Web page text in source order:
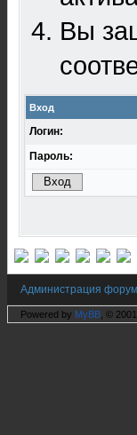
Вы
Вход
Логин:
Пароль:
Администрация
Powered by MyBB , ©